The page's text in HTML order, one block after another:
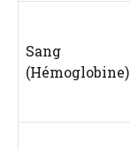
Sang
(Hémoglobine)